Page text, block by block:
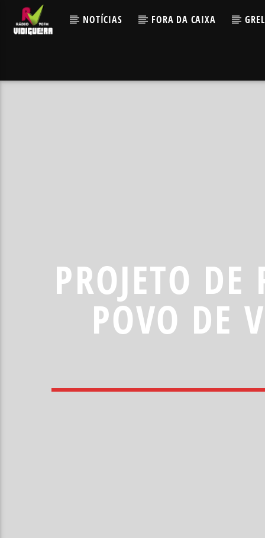
NOTÍCIAS FORA DA CAIXA
PROJETO
POVO DE